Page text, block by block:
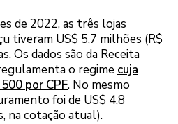
de 2022, as três lojas
tiveram US$ 5,7 milhões (R$
Os dados são da Receita
o regime cuja
por CPF. No mesmo
foi de US$ 4,8
na cotação atual).